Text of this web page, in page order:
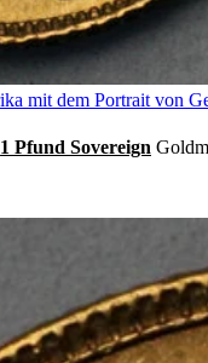
mit dem Portrait von
1 Pfund Sovereign